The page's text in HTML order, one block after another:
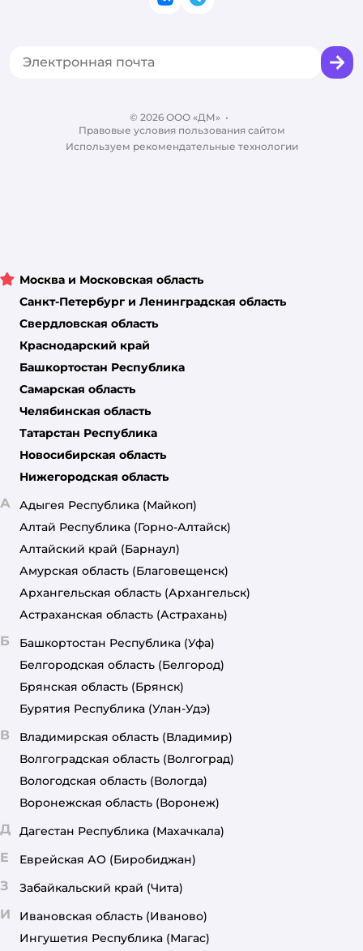
Политика использования файлов cookie
Оплата Мокка
Блог
Корм для собак
© 2026 ООО «ДМ» •
Правовые условия пользования сайтом
Используем рекомендательные технологии
Москва и Московская область
Санкт-Петербург и Ленинградская область
Свердловская область
Краснодарский край
Башкортостан Республика
Самарская область
Челябинская область
Татарстан Республика
Новосибирская область
Нижегородская область
А Адыгея Республика (Майкоп)
Алтай Республика (Горно-Алтайск)
Алтайский край (Барнаул)
Амурская область (Благовещенск)
Архангельская область (Архангельск)
Астраханская область (Астрахань)
Б Башкортостан Республика (Уфа)
Белгородская область (Белгород)
Брянская область (Брянск)
Бурятия Республика (Улан-Удэ)
В Владимирская область (Владимир)
Волгоградская область (Волгоград)
Вологодская область (Вологда)
Воронежская область (Воронеж)
Д Дагестан Республика (Махачкала)
Е Еврейская АО (Биробиджан)
З Забайкальский край (Чита)
И Ивановская область (Иваново)
Ингушетия Республика (Магас)